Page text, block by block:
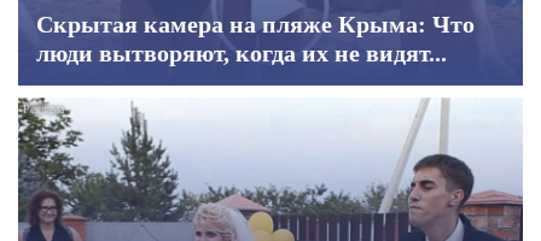
Скрытая камера на пляже Крыма: Что
люди вытворяют, когда их не видят...